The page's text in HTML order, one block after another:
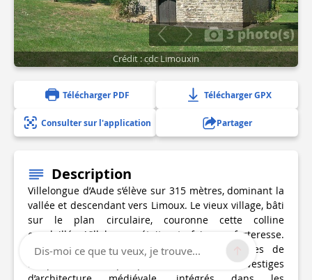
3 photo(s)
Crédit : cdc Limouxin
Télécharger PDF Télécharger GPX
Consulter sur l'application Partager
Description
Villelongue d’Aude s’élève sur 315 mètres, dominant la
vallée et descendant vers Limoux. Le vieux village, bâti
sur le plan circulaire, couronne cette colline
ensoleillée. Villelongue était autrefois une forteresse.
Le vieux village conserve encore des traces de
remparts et quelques intéressants vestiges
Dis-moi ce que tu veux, je trouve...